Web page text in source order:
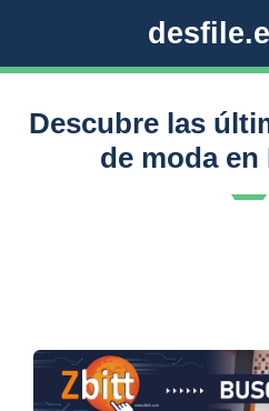
Descubre las
de moda en